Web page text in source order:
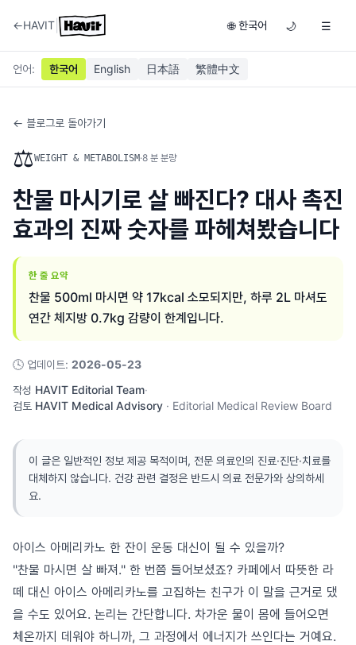
←HAVIT 🌐 한국어 🌙 ☰
언어: 한국어 English 日本語 繁體中文
← 블로그로 돌아가기
⚖️WEIGHT & METABOLISM·8 분 분량
찬물 마시기로 살 빠진다? 대사 촉진
효과의 진짜 숫자를 파헤쳐봤습니다
한 줄 요약
찬물 500ml 마시면 약 17kcal 소모되지만, 하루 2L 마셔도
연간 체지방 0.7kg 감량이 한계입니다.
🕓 업데이트: 2026-05-23
작성 HAVIT Editorial Team·
검토 HAVIT Medical Advisory · Editorial Medical Review Board
이 글은 일반적인 정보 제공 목적이며, 전문 의료인의 진료·진단·치료를
대체하지 않습니다. 건강 관련 결정은 반드시 의료 전문가와 상의하세
요.
아이스 아메리카노 한 잔이 운동 대신이 될 수 있을까?
"찬물 마시면 살 빠져." 한 번쯤 들어보셨죠? 카페에서 따뜻한 라
떼 대신 아이스 아메리카노를 고집하는 친구가 이 말을 근거로 댔
을 수도 있어요. 논리는 간단합니다. 차가운 물이 몸에 들어오면
체온까지 데워야 하니까, 그 과정에서 에너지가 쓰인다는 거예요.